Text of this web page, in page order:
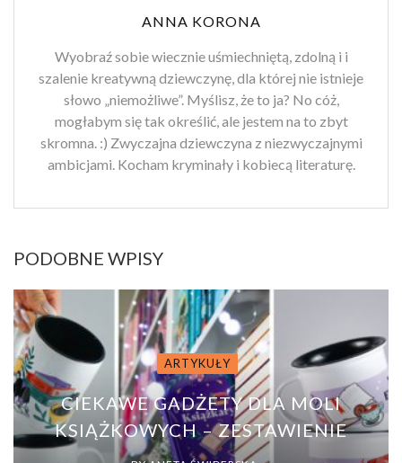
ANNA KORONA
Wyobraź sobie wiecznie uśmiechniętą, zdolną i i
szalenie kreatywną dziewczynę, dla której nie istnieje
słowo „niemożliwe”. Myślisz, że to ja? No cóż,
mogłabym się tak określić, ale jestem na to zbyt
skromna. :) Zwyczajna dziewczyna z niezwyczajnymi
ambicjami. Kocham kryminały i kobiecą literaturę.
PODOBNE WPISY
ARTYKUŁY
CIEKAWE GADŻETY DLA MOLI
KSIĄŻKOWYCH – ZESTAWIENIE